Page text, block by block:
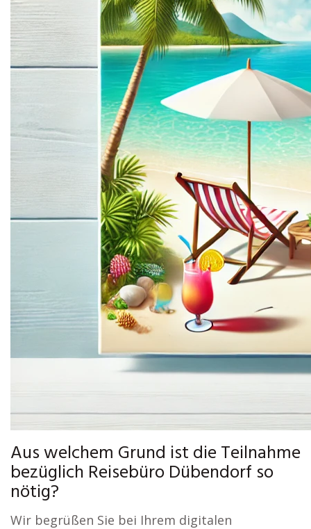
Aus welchem Grund ist die Teilnahme
bezüglich Reisebüro Dübendorf so
nötig?
Wir begrüßen Sie bei Ihrem digitalen